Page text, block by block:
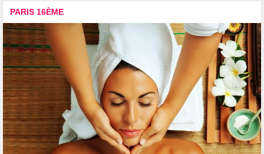
PARIS 16ÈME